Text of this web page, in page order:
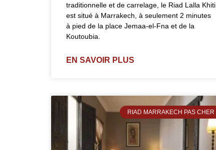
traditionnelle et de carrelage, le Riad Lalla Khiti
est situé à Marrakech, à seulement 2 minutes
à pied de la place Jemaa-el-Fna et de la
Koutoubia.
EN SAVOIR PLUS
RIAD MARRAKECH PAS CHER